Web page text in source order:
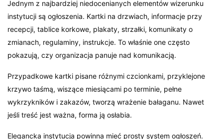
Jednym z najbardziej niedocenianych elementów wizerunku
instytucji są ogłoszenia. Kartki na drzwiach, informacje przy
recepcji, tablice korkowe, plakaty, strzałki, komunikaty o
zmianach, regulaminy, instrukcje. To właśnie one często
pokazują, czy organizacja panuje nad komunikacją.
Przypadkowe kartki pisane różnymi czcionkami, przyklejone
krzywo taśmą, wiszące miesiącami po terminie, pełne
wykrzykników i zakazów, tworzą wrażenie bałaganu. Nawet
jeśli treść jest ważna, forma ją osłabia.
Elegancka instytucja powinna mieć prosty system ogłoszeń.